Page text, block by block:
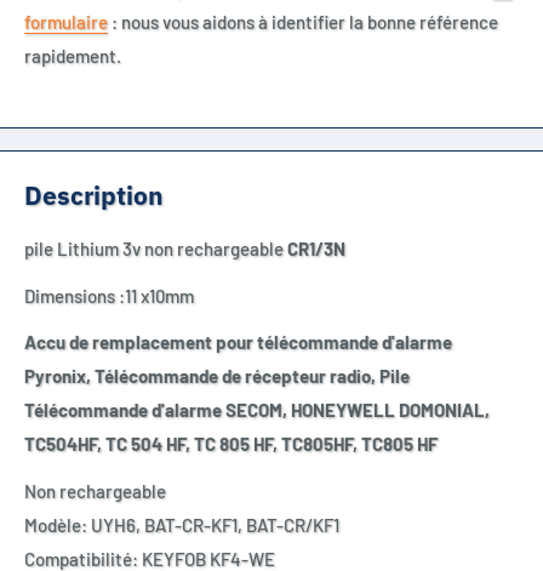
formulaire : nous vous aidons à identifier la bonne référence
rapidement.
Description
pile Lithium 3v non rechargeableCR1/3N
Dimensions :11 x10mm
Accu de remplacement pour télécommande d'alarme
Pyronix, Télécommande de récepteur radio, Pile
Télécommande d'alarme SECOM, HONEYWELL DOMONIAL,
TC504HF, TC 504 HF, TC 805 HF, TC805HF, TC805 HF
Non rechargeable
Modèle: UYH6, BAT-CR-KF1, BAT-CR/KF1
Compatibilité: KEYFOB KF4-WE